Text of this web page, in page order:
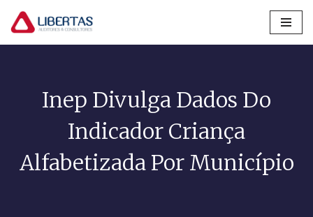
Pular
Inep Divulga Dados Do
Indicador Criança
Alfabetizada Por Município